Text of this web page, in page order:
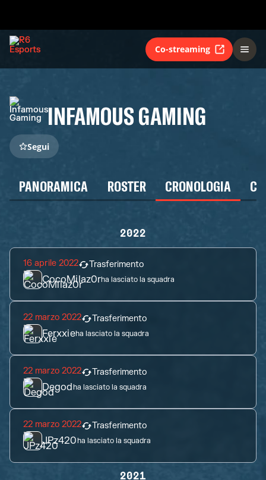
Co-streaming
INFAMOUS GAMING
Segui
PANORAMICA ROSTER CRONOLOGIA
2022
16 aprile 2022 Trasferimento
CocoMilaz0rha lasciato la squadra
22 marzo 2022 Trasferimento
Ferxxieha lasciato la squadra
22 marzo 2022 Trasferimento
Degodha lasciato la squadra
22 marzo 2022 Trasferimento
JPz420ha lasciato la squadra
2021